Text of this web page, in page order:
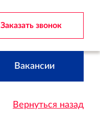
Заказать звонок
Вакансии
Вернуться назад